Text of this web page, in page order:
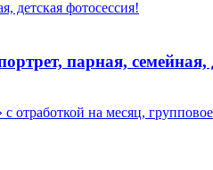
парная, семейная,